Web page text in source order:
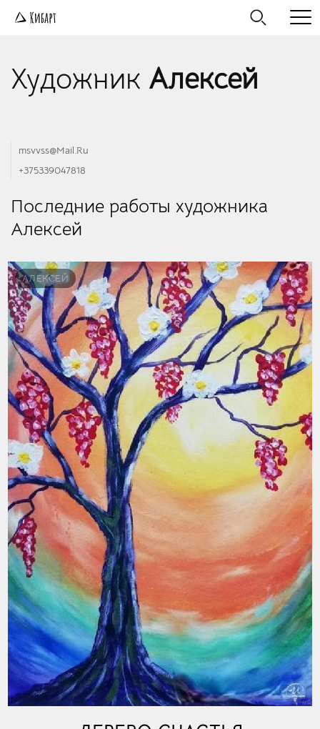
Художник Алексей
msvvss@Mail.Ru
+375339047818
Последние работы художника
Алексей
АЛЕКСЕЙ